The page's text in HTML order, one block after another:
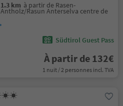
1.3 km à partir de Rasen-
Antholz/Rasun Anterselva centre de
Südtirol Guest Pass
À partir de 132€
1 nuit / 2 personnes incl. TVA